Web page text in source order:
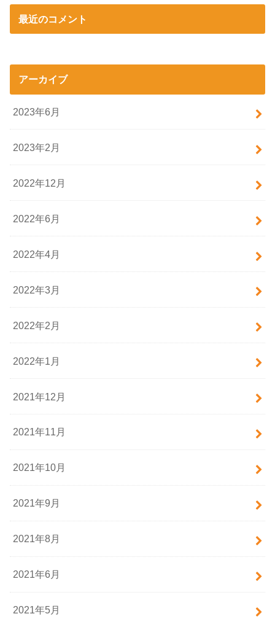
最近のコメント
アーカイブ
2023年6月
2023年2月
2022年12月
2022年6月
2022年4月
2022年3月
2022年2月
2022年1月
2021年12月
2021年11月
2021年10月
2021年9月
2021年8月
2021年6月
2021年5月